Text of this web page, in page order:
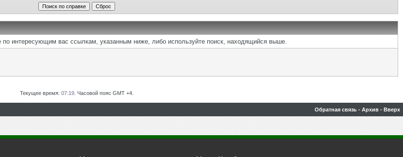
интересующим вас ссылкам, указанным ниже, либо используйте поиск, находящийся выше.
Текущее время: 07:19 . Часовой пояс GMT +4.
Обратная связь - Архив - Вверх